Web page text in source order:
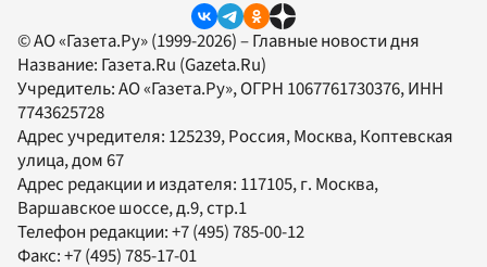
© АО «Газета.Ру» (1999-2026) – Главные новости дня
Название: Газета.Ru (Gazeta.Ru)
Учредитель:АО «Газета.Ру», ОГРН 1067761730376, ИНН
7743625728
Адрес учредителя: 125239, Россия, Москва, Коптевская
улица, дом 67
Адрес редакции и издателя: 117105, г. Москва,
Варшавское шоссе, д.9, стр.1
Телефон редакции:+7 (495) 785-00-12
Факс:+7 (495) 785-17-01